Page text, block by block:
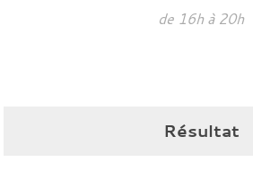
de 16h à 20h
Résultat